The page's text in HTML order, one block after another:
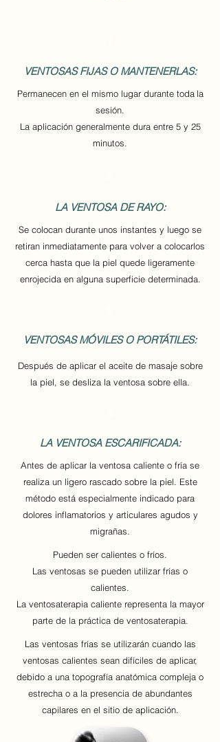
VENTOSAS FIJAS O MANTENERLAS:
Permanecen en el mismo lugar durante toda la
sesión.
La aplicación generalmente dura entre 5 y 25
minutos.
LA VENTOSA DE RAYO:
Se colocan durante unos instantes y luego se
retiran inmediatamente para volver a colocarlos
cerca hasta que la piel quede ligeramente
enrojecida en alguna superficie determinada.
VENTOSAS MÓVILES O PORTÁTILES:
Después de aplicar el aceite de masaje sobre
la piel, se desliza la ventosa sobre ella.
LA VENTOSA ESCARIFICADA:
Antes de aplicar la ventosa caliente o fría se
realiza un ligero rascado sobre la piel. Este
método está especialmente indicado para
dolores inflamatorios y articulares agudos y
migrañas.
Pueden ser calientes o fríos.
Las ventosas se pueden utilizar frías o
calientes.
La ventosaterapia caliente representa la mayor
parte de la práctica de ventosaterapia.
Las ventosas frías se utilizarán cuando las
ventosas calientes sean difíciles de aplicar,
debido a una topografía anatómica compleja o
estrecha o a la presencia de abundantes
capilares en el sitio de aplicación.